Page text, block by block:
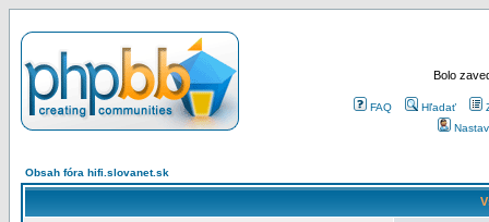
Bolo
FAQ Hľadať
Obsah fóra hifi.slovanet.sk